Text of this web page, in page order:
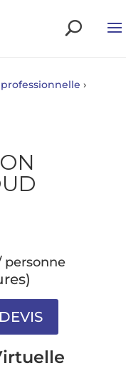
›
personne